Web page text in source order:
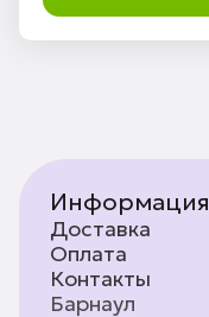
Информация
Доставка
Оплата
Контакты
Барнаул